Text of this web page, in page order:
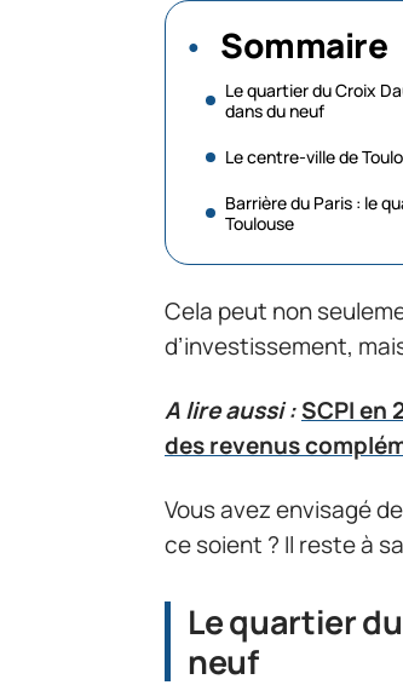
Sommaire
Le quartier du Croix
dans du neuf
Le centre-ville de
Barrière du Paris : le
Toulouse
Cela peut non
d’investissement,
A lire aussi :SCPI en
des revenus
Vous avez envisagé
ce soient ? Il reste à
Le quartier
neuf